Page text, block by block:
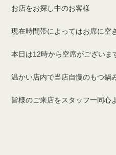
お店をお探し中のお客様
現在時間帯によってはお席に空
本日は12時から空席がございま
温かい店内で当店自慢のもつ鍋
皆様のご来店をスタッフ一同心